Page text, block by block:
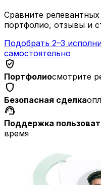
Сравните
портфолио, отзывы и
Подобрать 2–3
самостоятельно
verified_user
Портфолиосмотрите
shield
Безопасная сделка
support_agent
Поддержка
время